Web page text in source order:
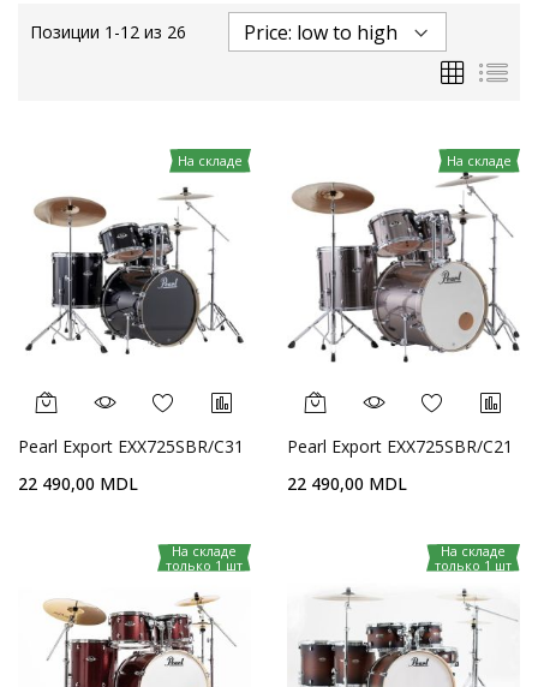
Позиции 1 -12 из 26
Сетка
На складе
Pearl Export EXX725SBR/C31
22 490,00 MDL
На складе
Pearl Export EXX725SBR/C21
22 490,00 MDL
На складе
только 1 шт
На складе
только 1 шт